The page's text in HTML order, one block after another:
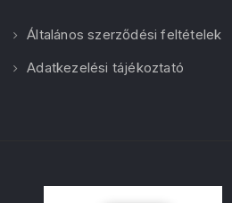
Általános szerződési feltételek
Adatkezelési tájékoztató